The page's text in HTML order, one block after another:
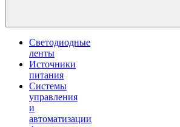
Светодиодные
ленты
Источники
питания
Системы
управления
и
автоматизации